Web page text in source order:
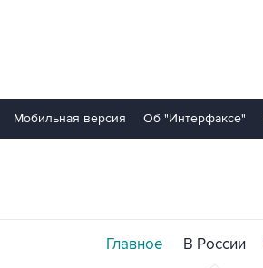
Мобильная версия Об "Интерфаксе"
Главное В России